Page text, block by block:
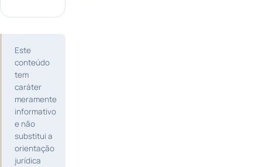
Este
conteúdo
tem
caráter
meramente
informativo
e não
substitui a
orientação
jurídica